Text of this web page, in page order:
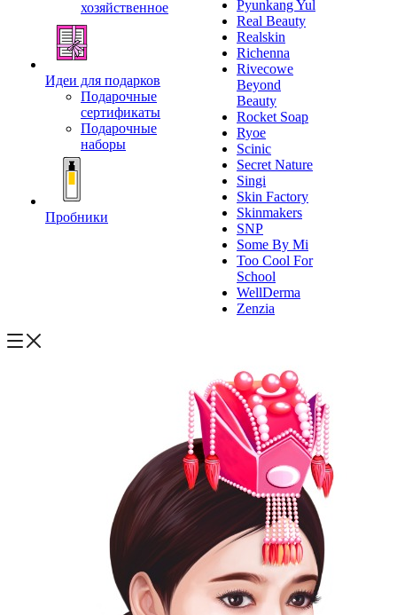
хозяйственное
Идеи для подарков
Подарочные
сертификаты
Подарочные
наборы
Пробники
Pyunkang Yul
Real Beauty
Realskin
Richenna
Rivecowe
Beyond
Beauty
Rocket Soap
Ryoe
Scinic
Secret Nature
Singi
Skin Factory
Skinmakers
SNP
Some By Mi
Too Cool For
School
WellDerma
Zenzia